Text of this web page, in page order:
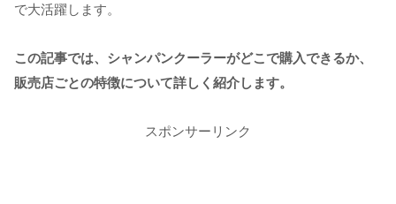
で大活躍します。
この記事では、シャンパンクーラーがどこで購入できるか、
販売店ごとの特徴について詳しく紹介します。
スポンサーリンク